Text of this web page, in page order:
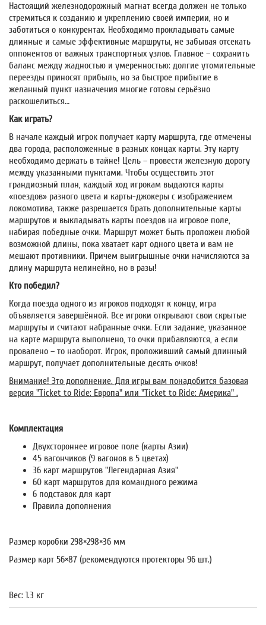
Настоящий железнодорожный магнат всегда должен не только
стремиться к созданию и укреплению своей империи, но и
заботиться о конкурентах. Необходимо прокладывать самые
длинные и самые эффективные маршруты, не забывая отсекать
оппонентов от важных транспортных узлов. Главное – сохранить
баланс между жадностью и умеренностью: долгие утомительные
переезды приносят прибыль, но за быстрое прибытие в
желанный пункт назначения многие готовы серьёзно
раскошелиться…
Как играть?
В начале каждый игрок получает карту маршрута, где отмечены
два города, расположенные в разных концах карты. Эту карту
необходимо держать в тайне! Цель – провести железную дорогу
между указанными пунктами. Чтобы осуществить этот
грандиозный план, каждый ход игрокам выдаются карты
«поездов» разного цвета и карты-джокеры с изображением
локомотива, также разрешается брать дополнительные карты
маршрутов и выкладывать карты поездов на игровое поле,
набирая победные очки. Маршрут может быть проложен любой
возможной длины, пока хватает карт одного цвета и вам не
мешают противники. Причем выигрышные очки начисляются за
длину маршрута нелинейно, но в разы!
Кто победил?
Когда поезда одного из игроков подходят к концу, игра
объявляется завершённой. Все игроки открывают свои скрытые
маршруты и считают набранные очки. Если задание, указанное
на карте маршрута выполнено, то очки прибавляются, а если
провалено – то наоборот. Игрок, проложивший самый длинный
маршрут, получает дополнительные десять очков!
Внимание! Это дополнение. Для игры вам понадобится базовая
версия "Ticket to Ride: Европа" или "Ticket to Ride: Америка" .
Комплектация
Двухстороннее игровое поле (карты Азии)
45 вагончиков (9 вагонов в 5 цветах)
36 карт маршрутов "Легендарная Азия"
60 карт маршрутов для командного режима
6 подставок для карт
Правила дополнения
Размер коробки 298×298×36 мм
Размер карт 56×87 (рекомендуются протекторы 96 шт.)
Вес: 1.3 кг